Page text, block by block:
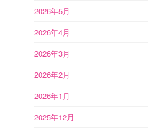
2026年5月
2026年4月
2026年3月
2026年2月
2026年1月
2025年12月